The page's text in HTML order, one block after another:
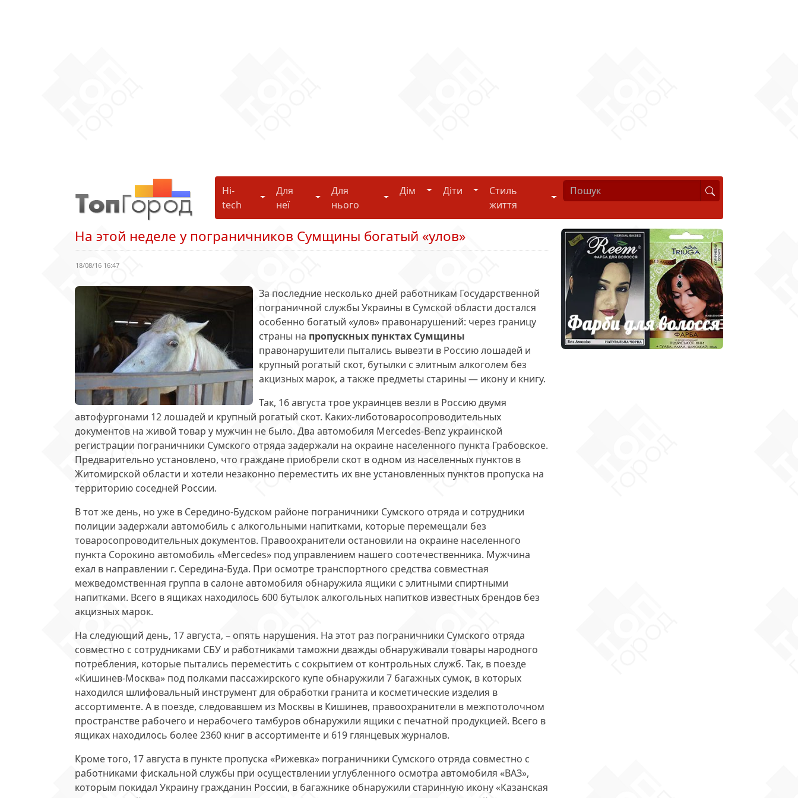
Hi-
tech
Hi-tech
Для
неї
Для неї
Для
нього
Для нього
Дім Дім Діти ДітиСтиль
життя
Стиль життя
На этой неделе у пограничников Сумщины богатый «улов»
18/08/16 16:47
За последние несколько дней работникам Государственной
пограничной службы Украины в Сумской области достался
особенно богатый «улов» правонарушений: через границу
страны на пропускных пунктах Сумщины
правонарушители пытались вывезти в Россию лошадей и
крупный рогатый скот, бутылки с элитным алкоголем без
акцизных марок, а также предметы старины — икону и книгу.
Так, 16 августа трое украинцев везли в Россию двумя
автофургонами 12 лошадей и крупный рогатый скот. Каких-либотоваросопроводительных
документов на живой товар у мужчин не было. Два автомобиля Mercedes-Benz украинской
регистрации пограничники Сумского отряда задержали на окраине населенного пункта Грабовское.
Предварительно установлено, что граждане приобрели скот в одном из населенных пунктов в
Житомирской области и хотели незаконно переместить их вне установленных пунктов пропуска на
территорию соседней России.
В тот же день, но уже в Середино-Будском районе пограничники Сумского отряда и сотрудники
полиции задержали автомобиль с алкогольными напитками, которые перемещали без
товаросопроводительных документов. Правоохранители остановили на окраине населенного
пункта Сорокино автомобиль «Mercedes» под управлением нашего соотечественника. Мужчина
ехал в направлении г. Середина-Буда. При осмотре транспортного средства совместная
межведомственная группа в салоне автомобиля обнаружила ящики с элитными спиртными
напитками. Всего в ящиках находилось 600 бутылок алкогольных напитков известных брендов без
акцизных марок.
На следующий день, 17 августа, – опять нарушения. На этот раз пограничники Сумского отряда
совместно с сотрудниками СБУ и работниками таможни дважды обнаруживали товары народного
потребления, которые пытались переместить с сокрытием от контрольных служб. Так, в поезде
«Кишинев-Москва» под полками пассажирского купе обнаружили 7 багажных сумок, в которых
находился шлифовальный инструмент для обработки гранита и косметические изделия в
ассортименте. А в поезде, следовавшем из Москвы в Кишинев, правоохранители в межпотолочном
пространстве рабочего и нерабочего тамбуров обнаружили ящики с печатной продукцией. Всего в
ящиках находилось более 2360 книг в ассортименте и 619 глянцевых журналов.
Кроме того, 17 августа в пункте пропуска «Рижевка» пограничники Сумского отряда совместно с
работниками фискальной службы при осуществлении углубленного осмотра автомобиля «ВАЗ»,
которым покидал Украину гражданин России, в багажнике обнаружили старинную икону «Казанская